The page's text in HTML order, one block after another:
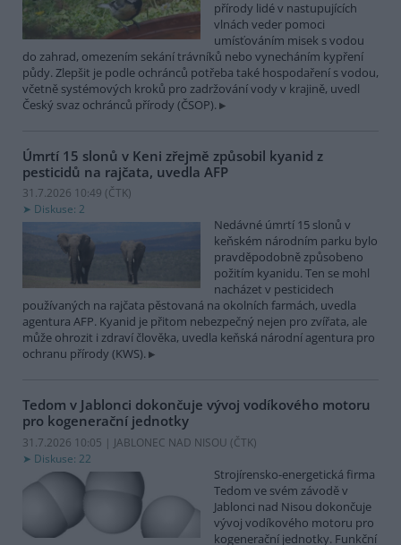
přírody lidé v nastupujících
vlnách veder pomoci
umísťováním misek s vodou
do zahrad, omezením sekání trávníků nebo vynecháním kypření
půdy. Zlepšit je podle ochránců potřeba také hospodaření s vodou,
včetně systémových kroků pro zadržování vody v krajině, uvedl
Český svaz ochránců přírody (ČSOP).
Úmrtí 15 slonů v Keni zřejmě způsobil kyanid z
pesticidů na rajčata, uvedla AFP
31.7.2026 10:49 (ČTK)
Diskuse: 2
Nedávné úmrtí 15 slonů v
keňském národním parku bylo
pravděpodobně způsobeno
požitím kyanidu. Ten se mohl
nacházet v pesticidech
používaných na rajčata pěstovaná na okolních farmách, uvedla
agentura AFP. Kyanid je přitom nebezpečný nejen pro zvířata, ale
může ohrozit i zdraví člověka, uvedla keňská národní agentura pro
ochranu přírody (KWS).
Tedom v Jablonci dokončuje vývoj vodíkového motoru
pro kogenerační jednotky
31.7.2026 10:05 | JABLONEC NAD NISOU (ČTK)
Diskuse: 22
Strojírensko-energetická firma
Tedom ve svém závodě v
Jablonci nad Nisou dokončuje
vývoj vodíkového motoru pro
kogenerační jednotky. Funkční